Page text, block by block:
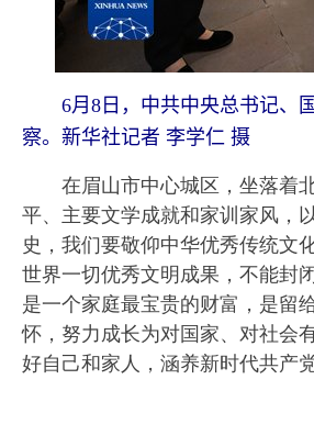
6月8日，中共中央总书记、国
察。新华社记者 李学仁 摄
在眉山市中心城区，坐落着北
平、主要文学成就和家训家风，
史，我们要敬仰中华优秀传统文
世界一切优秀文明成果，不能封
是一个家庭最宝贵的财富，是留
怀，努力成长为对国家、对社会
好自己和家人，涵养新时代共产